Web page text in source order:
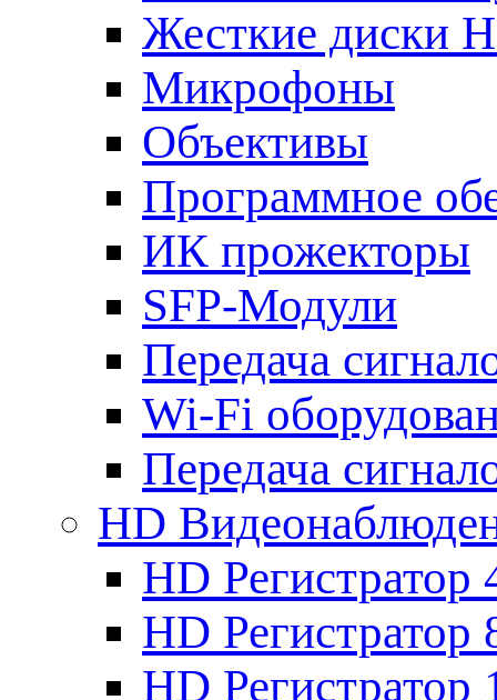
Жесткие диски
Микрофоны
Объективы
Программное
ИК прожекторы
SFP-Модули
Передача
Wi-Fi
Передача
HD
HD Регистратор
HD Регистратор
HD Регистратор